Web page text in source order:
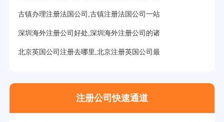
25分钟前用户提问： 塞浦路斯注册公司安全吗？
27分钟前用户提问： 注册BVI公司所需资料和流程？
31分钟前用户提问：在迪拜注册公司需要什么条件？
古镇办理注册法国公司,古镇注册法国公司一站
深圳海外注册公司好处,深圳海外注册公司的诸
北京英国公司注册去哪里,北京注册英国公司最
注册公司快速通道